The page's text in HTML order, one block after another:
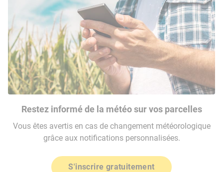
Restez informé de la météo sur vos parcelles
Vous êtes avertis en cas de changement météorologique
grâce aux notifications personnalisées.
S'inscrire gratuitement